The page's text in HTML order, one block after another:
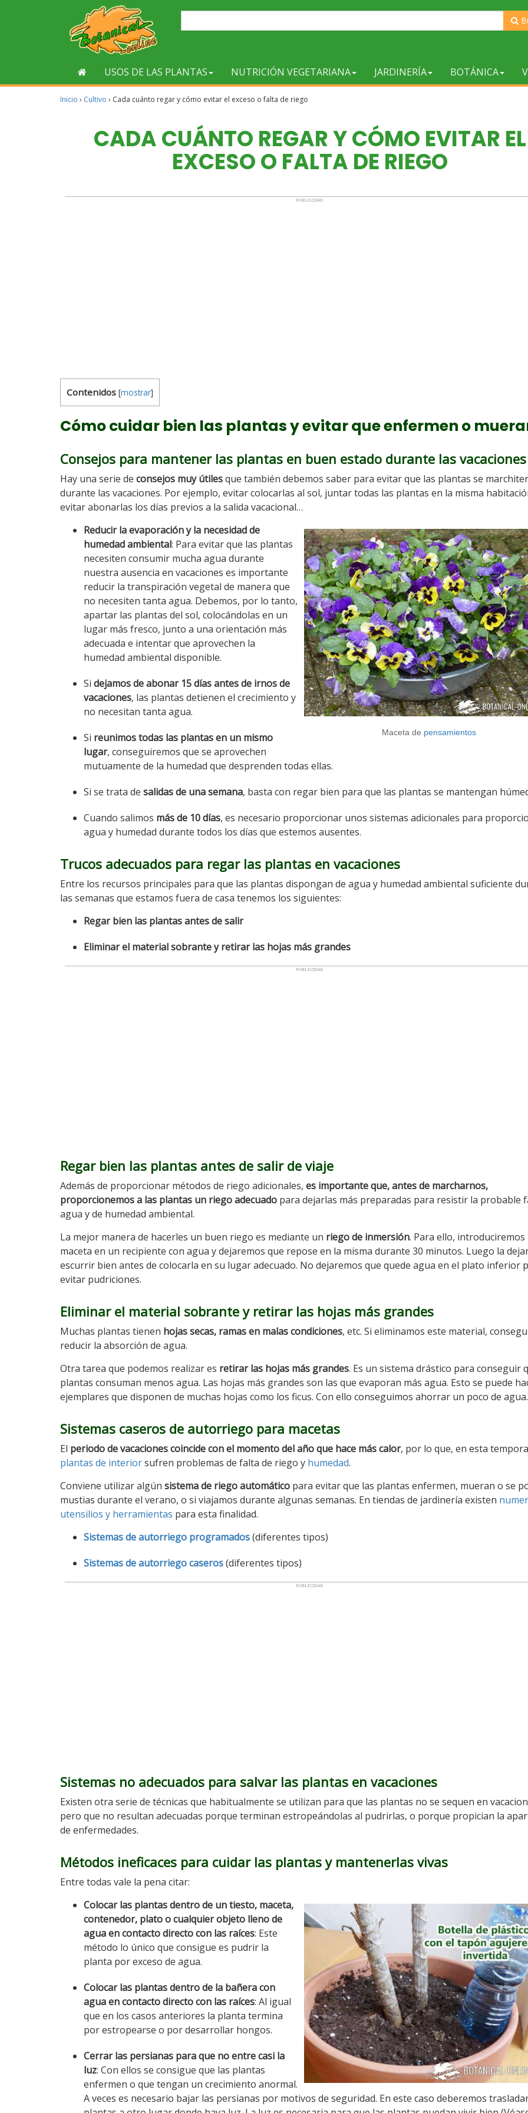
USOS DE LAS PLANTAS NUTRICIÓN VEGETARIANA JARDINERÍA BOTÁNICA
Inicio › Cultivo › Cada cuánto regar y cómo evitar el exceso o falta de riego
CADA CUÁNTO REGAR Y CÓMO EVITAR EL
EXCESO O FALTA DE RIEGO
Contenidos [mostrar]
Cómo cuidar bien las plantas y evitar que enfermen o
Consejos para mantener las plantas en buen estado durante las vacaciones
Hay una serie de consejos muy útilesque también debemos saber para evitar que las plantas se
durante las vacaciones. Por ejemplo, evitar colocarlas al sol, juntar todas las plantas en la misma
evitar abonarlas los días previos a la salida vacacional…
Maceta de pensamientos
Reducir la evaporación y la necesidad de
humedad ambiental: Para evitar que las plantas
necesiten consumir mucha agua durante
nuestra ausencia en vacaciones es importante
reducir la transpiración vegetal de manera que
no necesiten tanta agua. Debemos, por lo tanto,
apartar las plantas del sol, colocándolas en un
lugar más fresco, junto a una orientación más
adecuada e intentar que aprovechen la
humedad ambiental disponible.
Si dejamos de abonar 15 días antes de irnos de
vacaciones, las plantas detienen el crecimiento y
no necesitan tanta agua.
Si reunimos todas las plantas en un mismo
lugar, conseguiremos que se aprovechen
mutuamente de la humedad que desprenden todas ellas.
Si se trata de salidas de una semana, basta con regar bien para que las plantas se mantengan
Cuando salimos más de 10 días, es necesario proporcionar unos sistemas adicionales para
agua y humedad durante todos los días que estemos ausentes.
Trucos adecuados para regar las plantas en vacaciones
Entre los recursos principales para que las plantas dispongan de agua y humedad ambiental suficiente
las semanas que estamos fuera de casa tenemos los siguientes:
Regar bien las plantas antes de salir
Eliminar el material sobrante y retirar las hojas más grandes
Regar bien las plantas antes de salirde viaje
Además de proporcionar métodos de riego adicionales, es importante que, antes de marcharnos,
proporcionemos a las plantas un riego adecuado para dejarlas más preparadas para resistir la probable
agua y de humedad ambiental.
La mejor manera de hacerles un buen riego es mediante un riego de inmersión. Para ello, introduciremos
maceta en un recipiente con agua y dejaremos que repose en la misma durante 30 minutos. Luego la
escurrir bien antes de colocarla en su lugar adecuado. No dejaremos que quede agua en el plato inferior
evitar pudriciones.
Eliminar el material sobrante y retirar las hojas más grandes
Muchas plantas tienen hojas secas, ramas en malas condiciones, etc. Si eliminamos este material,
reducir la absorción de agua.
Otra tarea que podemos realizar es retirar las hojas más grandes. Es un sistema drástico para conseguir
plantas consuman menos agua. Las hojas más grandes son las que evaporan más agua. Esto se puede
ejemplares que disponen de muchas hojas como los ficus. Con ello conseguimos ahorrar un poco de agua.
Sistemas caseros de autorriego para macetas
El periodo de vacaciones coincide con el momento del año que hace más calor, por lo que, en esta
plantas de interiorsufren problemas de falta de riego y humedad.
Conviene utilizar algún sistema de riego automático para evitar que las plantas enfermen, mueran o se
mustias durante el verano, o si viajamos durante algunas semanas. En tiendas de jardinería existen
utensilios y herramientas para esta finalidad.
Sistemas de autorriego programados(diferentes tipos)
Sistemas de autorriego caseros(diferentes tipos)
Sistemas no adecuados para salvar las plantas en vacaciones
Existen otra serie de técnicas que habitualmente se utilizan para que las plantas no se sequen en
pero que no resultan adecuadas porque terminan estropeándolas al pudrirlas, o porque propician la
de enfermedades.
Métodos ineficaces para cuidar las plantas y mantenerlas vivas
Entre todas vale la pena citar:
Colocar las plantas dentro de un tiesto, maceta,
contenedor, plato o cualquier objeto lleno de
agua en contacto directo con las raíces: Este
método lo único que consigue es pudrir la
planta por exceso de agua.
Colocar las plantas dentro de la bañera con
agua en contacto directo con las raíces: Al igual
que en los casos anteriores la planta termina
por estropearse o por desarrollar hongos.
Cerrar las persianas para que no entre casi la
luz: Con ellos se consigue que las plantas
enfermen o que tengan un crecimiento anormal.
A veces es necesario bajar las persianas por motivos de seguridad. En este caso deberemos